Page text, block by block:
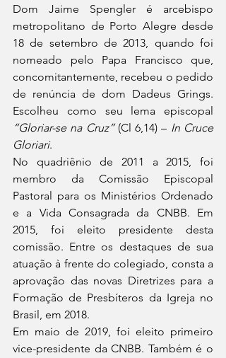
Dom Jaime Spengler é arcebispo
metropolitano de Porto Alegre desde
18 de setembro de 2013, quando foi
nomeado pelo Papa Francisco que,
concomitantemente, recebeu o pedido
de renúncia de dom Dadeus Grings.
Escolheu como seu lema episcopal
“Gloriar-se na Cruz” (Cl 6,14) – In Cruce
Gloriari.
No quadriênio de 2011 a 2015, foi
membro da Comissão Episcopal
Pastoral para os Ministérios Ordenado
e a Vida Consagrada da CNBB. Em
2015, foi eleito presidente desta
comissão. Entre os destaques de sua
atuação à frente do colegiado, consta a
aprovação das novas Diretrizes para a
Formação de Presbíteros da Igreja no
Brasil, em 2018.
Em maio de 2019, foi eleito primeiro
vice-presidente da CNBB. Também é o